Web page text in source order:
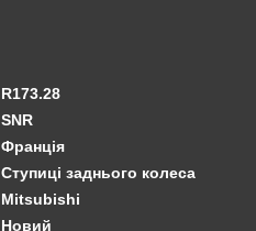
R173.28
SNR
Франція
Ступиці заднього колеса
Mitsubishi
Новий